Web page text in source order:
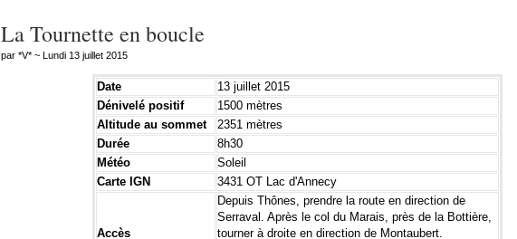
La Tournette en boucle
par *V* ~ Lundi 13 juillet 2015
Date
13 juillet 2015
Dénivelé positif
1500 mètres
Altitude au sommet
2351 mètres
Durée
8h30
Météo
Soleil
Carte IGN
3431 OT Lac d'Annecy
Accès
Depuis Thônes, prendre la route en direction de
Serraval. Après le col du Marais, près de la Bottière,
tourner à droite en direction de Montaubert.